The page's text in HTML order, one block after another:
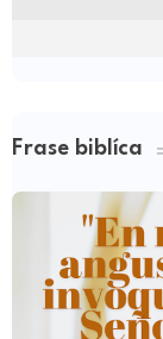
Frase biblíca